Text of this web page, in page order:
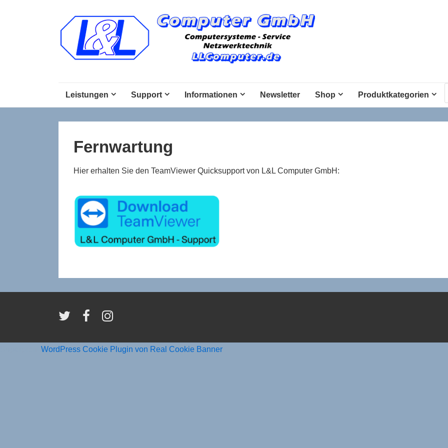
Main
Navigation
Leistungen Support Informationen Newsletter Shop Produktkategorien
Fernwartung
Hier erhalten Sie den TeamViewer Quicksupport von L&L Computer GmbH:
WordPress Cookie Plugin von Real Cookie Banner